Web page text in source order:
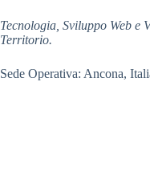
Tecnologia, Sviluppo Web e
Territorio.
Sede Operativa: Ancona,